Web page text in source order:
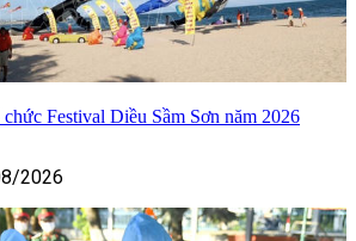
Festival Diều Sầm Sơn năm 2026
2026